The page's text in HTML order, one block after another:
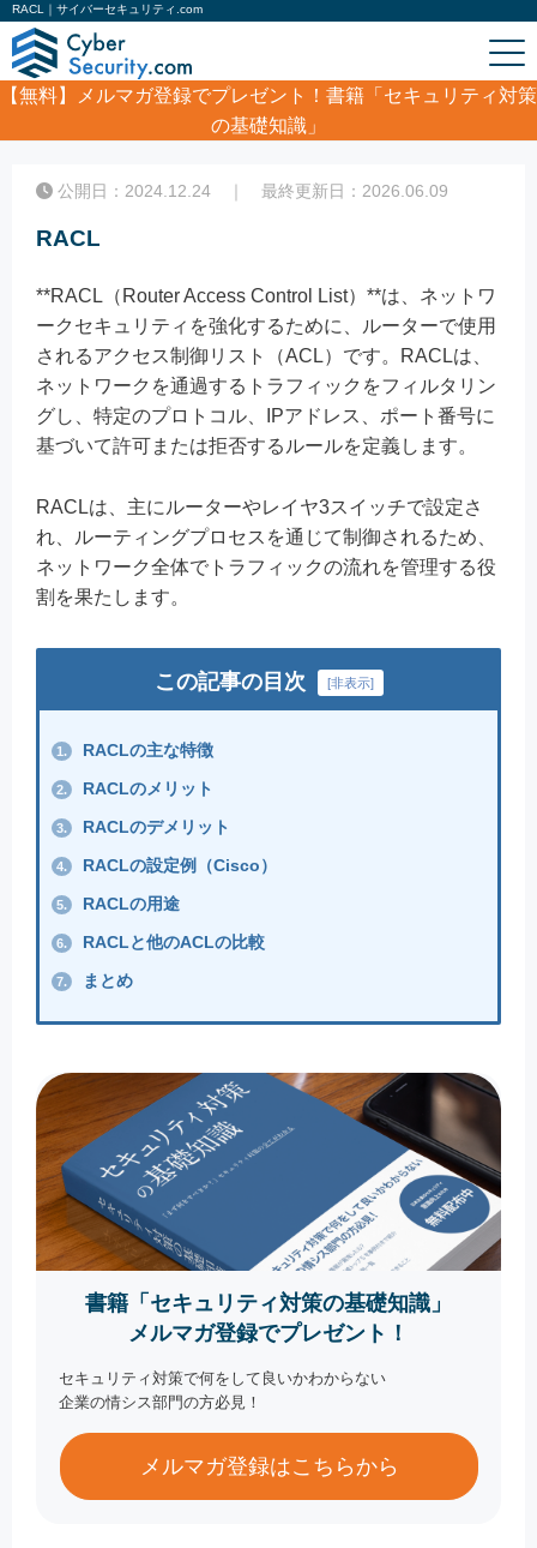
RACL｜サイバーセキュリティ.com
【無料】
メルマガ登録でプレゼント！書籍「セキュリティ対策
の基礎知識」
RACL
公開日：2024.12.24 ｜ 最終更新日：2026.06.09
RACL
**RACL（Router Access Control List）**は、ネットワ
ークセキュリティを強化するために、ルーターで使用
されるアクセス制御リスト（ACL）です。RACLは、
ネットワークを通過するトラフィックをフィルタリン
グし、特定のプロトコル、IPアドレス、ポート番号に
基づいて許可または拒否するルールを定義します。
RACLは、主にルーターやレイヤ3スイッチで設定さ
れ、ルーティングプロセスを通じて制御されるため、
ネットワーク全体でトラフィックの流れを管理する役
割を果たします。
この記事の目次 [非表示]
1. RACLの主な特徴
2. RACLのメリット
3. RACLのデメリット
4. RACLの設定例（Cisco）
5. RACLの用途
6. RACLと他のACLの比較
7. まとめ
書籍「セキュリティ対策の基礎知識」
メルマガ登録でプレゼント！
セキュリティ対策で何をして良いかわからない
企業の情シス部門の方必見！
メルマガ登録はこちらから